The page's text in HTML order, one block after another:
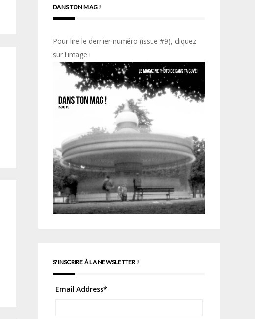
DANS TON MAG !
Pour lire le dernier numéro (issue #9), cliquez
sur l'image !
S'INSCRIRE À LA NEWSLETTER !
Email Address*